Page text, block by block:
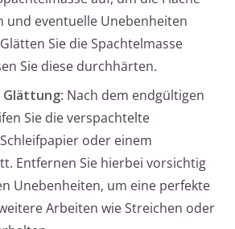
und eventuelle Unebenheiten
Sie die Spachtelmasse
Sie diese durchhärten.
Glättung: Nach dem endgültigen
Sie die verspachtelte
oder einem
Entfernen Sie hierbei vorsichtig
Unebenheiten, um eine perfekte
Arbeiten wie Streichen oder